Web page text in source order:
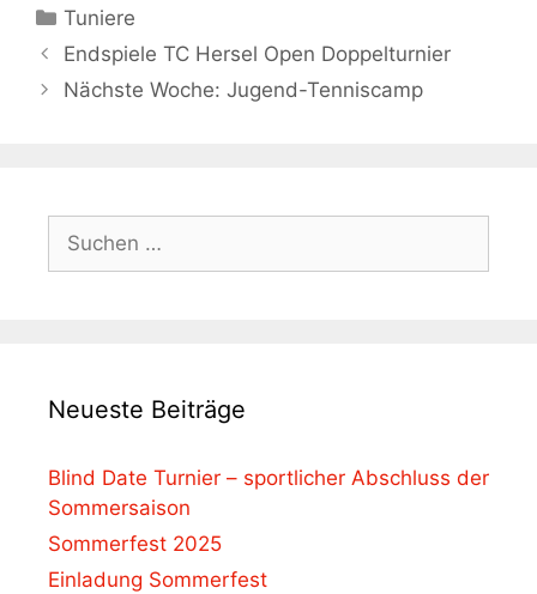
Kategorien
Tuniere
Endspiele TC Hersel Open Doppelturnier
Nächste Woche: Jugend-Tenniscamp
Suchen
nach:
Neueste Beiträge
Blind Date Turnier – sportlicher Abschluss der
Sommersaison
Sommerfest 2025
Einladung Sommerfest